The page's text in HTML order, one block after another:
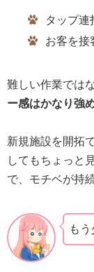
タップ連
お客を接
難しい作業では
ー感はかなり強め
新規施設を開拓
してもちょっと
で、モチベが持
も